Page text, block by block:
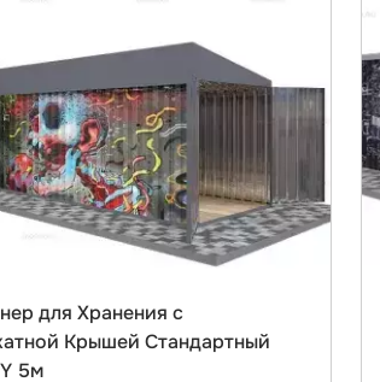
для Хранения с
Крышей Стандартный
5м